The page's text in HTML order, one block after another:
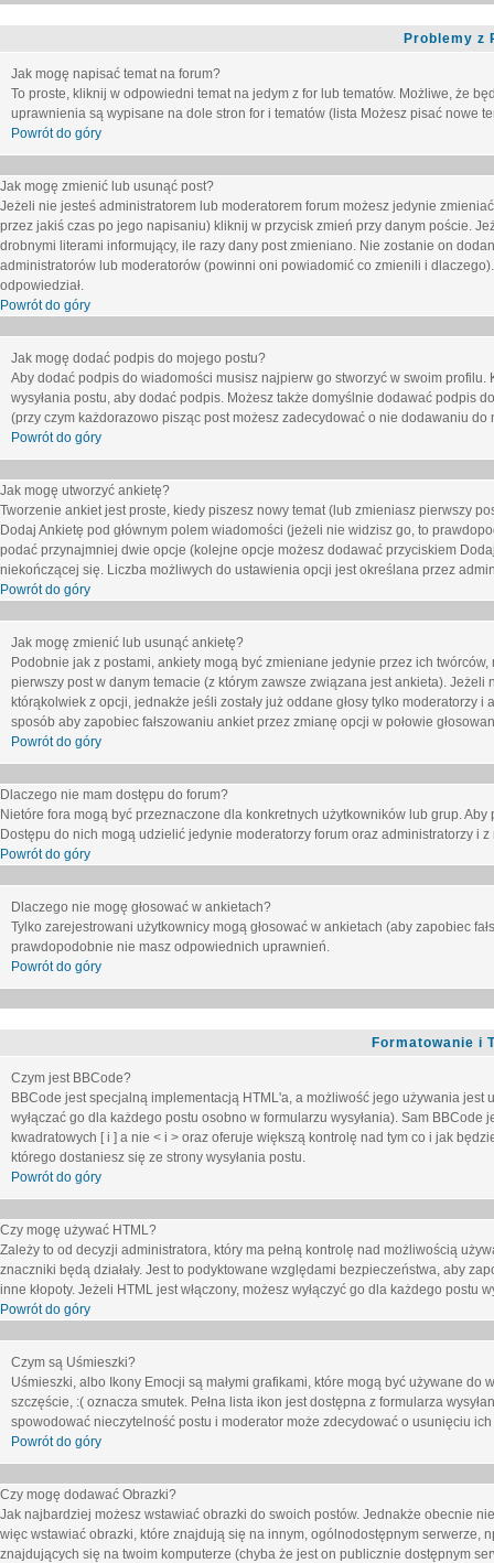
Problemy z
Jak mogę napisać temat na forum?
To proste, kliknij w odpowiedni temat na jedym z for lub tematów. Możliwe, że
uprawnienia są wypisane na dole stron for i tematów (lista Możesz pisać nowe
Powrót do góry
Jak mogę zmienić lub usunąć post?
Jeżeli nie jesteś administratorem lub moderatorem forum możesz jedynie
przez jakiś czas po jego napisaniu) kliknij w przycisk zmień przy danym poście.
drobnymi literami informujący, ile razy dany post zmieniano. Nie zostanie on
administratorów lub moderatorów (powinni oni powiadomić co zmienili i
odpowiedział.
Powrót do góry
Jak mogę dodać podpis do mojego postu?
Aby dodać podpis do wiadomości musisz najpierw go stworzyć w swoim
wysyłania postu, aby dodać podpis. Możesz także domyślnie dodawać podpis
(przy czym każdorazowo pisząc post możesz zadecydować o nie dodawaniu
Powrót do góry
Jak mogę utworzyć ankietę?
Tworzenie ankiet jest proste, kiedy piszesz nowy temat (lub zmieniasz pierwszy
Dodaj Ankietę pod głównym polem wiadomości (jeżeli nie widzisz go, to
podać przynajmniej dwie opcje (kolejne opcje możesz dodawać przyciskiem
niekończącej się. Liczba możliwych do ustawienia opcji jest określana przez
Powrót do góry
Jak mogę zmienić lub usunąć ankietę?
Podobnie jak z postami, ankiety mogą być zmieniane jedynie przez ich
pierwszy post w danym temacie (z którym zawsze związana jest ankieta).
którąkolwiek z opcji, jednakże jeśli zostały już oddane głosy tylko
sposób aby zapobiec fałszowaniu ankiet przez zmianę opcji w połowie
Powrót do góry
Dlaczego nie mam dostępu do forum?
Nietóre fora mogą być przeznaczone dla konkretnych użytkowników lub grup.
Dostępu do nich mogą udzielić jedynie moderatorzy forum oraz administratorzy i
Powrót do góry
Dlaczego nie mogę głosować w ankietach?
Tylko zarejestrowani użytkownicy mogą głosować w ankietach (aby zapobiec
prawdopodobnie nie masz odpowiednich uprawnień.
Powrót do góry
Formatowanie i
Czym jest BBCode?
BBCode jest specjalną implementacją HTML'a, a możliwość jego używania
wyłączać go dla każdego postu osobno w formularzu wysyłania). Sam
kwadratowych [ i ] a nie < i > oraz oferuje większą kontrolę nad tym co i jak
którego dostaniesz się ze strony wysyłania postu.
Powrót do góry
Czy mogę używać HTML?
Zależy to od decyzji administratora, który ma pełną kontrolę nad możliwością
znaczniki będą działały. Jest to podyktowane względami bezpieczeństwa, aby
inne kłopoty. Jeżeli HTML jest włączony, możesz wyłączyć go dla każdego
Powrót do góry
Czym są Uśmieszki?
Uśmieszki, albo Ikony Emocji są małymi grafikami, które mogą być używane
szczęście, :( oznacza smutek. Pełna lista ikon jest dostępna z formularza
spowodować nieczytelność postu i moderator może zdecydować o usunięciu ich
Powrót do góry
Czy mogę dodawać Obrazki?
Jak najbardziej możesz wstawiać obrazki do swoich postów. Jednakże obecnie
więc wstawiać obrazki, które znajdują się na innym, ogólnodostępnym serwerze,
znajdujących się na twoim komputerze (chyba że jest on publicznie dostępnym